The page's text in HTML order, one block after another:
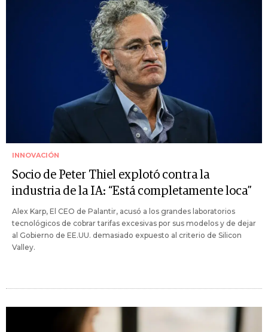
INNOVACIÓN
Socio de Peter Thiel explotó contra la
industria de la IA: “Está completamente loca”
Alex Karp, El CEO de Palantir, acusó a los grandes laboratorios
tecnológicos de cobrar tarifas excesivas por sus modelos y de dejar
al Gobierno de EE.UU. demasiado expuesto al criterio de Silicon
Valley.